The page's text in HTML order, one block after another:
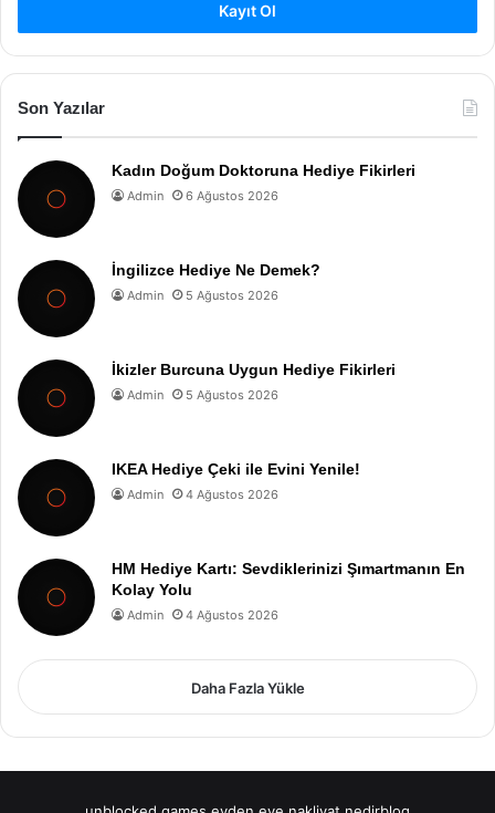
Kayıt Ol
Son Yazılar
Kadın Doğum Doktoruna Hediye Fikirleri
Admin 6 Ağustos 2026
İngilizce Hediye Ne Demek?
Admin 5 Ağustos 2026
İkizler Burcuna Uygun Hediye Fikirleri
Admin 5 Ağustos 2026
IKEA Hediye Çeki ile Evini Yenile!
Admin 4 Ağustos 2026
HM Hediye Kartı: Sevdiklerinizi Şımartmanın En
Kolay Yolu
Admin 4 Ağustos 2026
Daha Fazla Yükle